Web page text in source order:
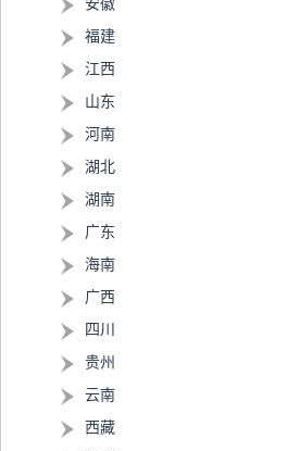
安徽
福建
江西
山东
河南
湖北
湖南
广东
海南
广西
四川
贵州
云南
西藏